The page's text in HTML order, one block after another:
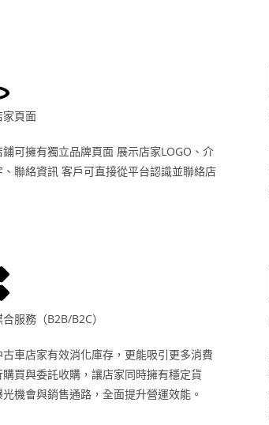
家頁面
可擁有獨立品牌頁面 展示店家LOGO、介
、聯絡資訊 客戶可直接從平台認識並聯絡店
服務（B2B/B2C）
古車店家有效消化庫存，更能吸引更多消費
購買與委託收購，讓店家同時擁有穩定貨
機會與銷售通路，全面提升營運效能。